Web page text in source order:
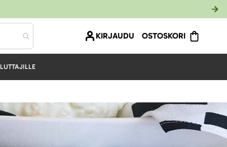
KIRJAUDU OSTOSKORI